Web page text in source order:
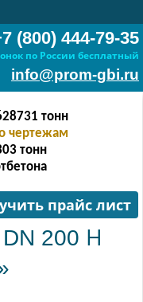
(800) 444-79-35
по России бесплатный
info@prom-gbi.ru
тонн
чертежам
тонн
прайс лист
200 Н